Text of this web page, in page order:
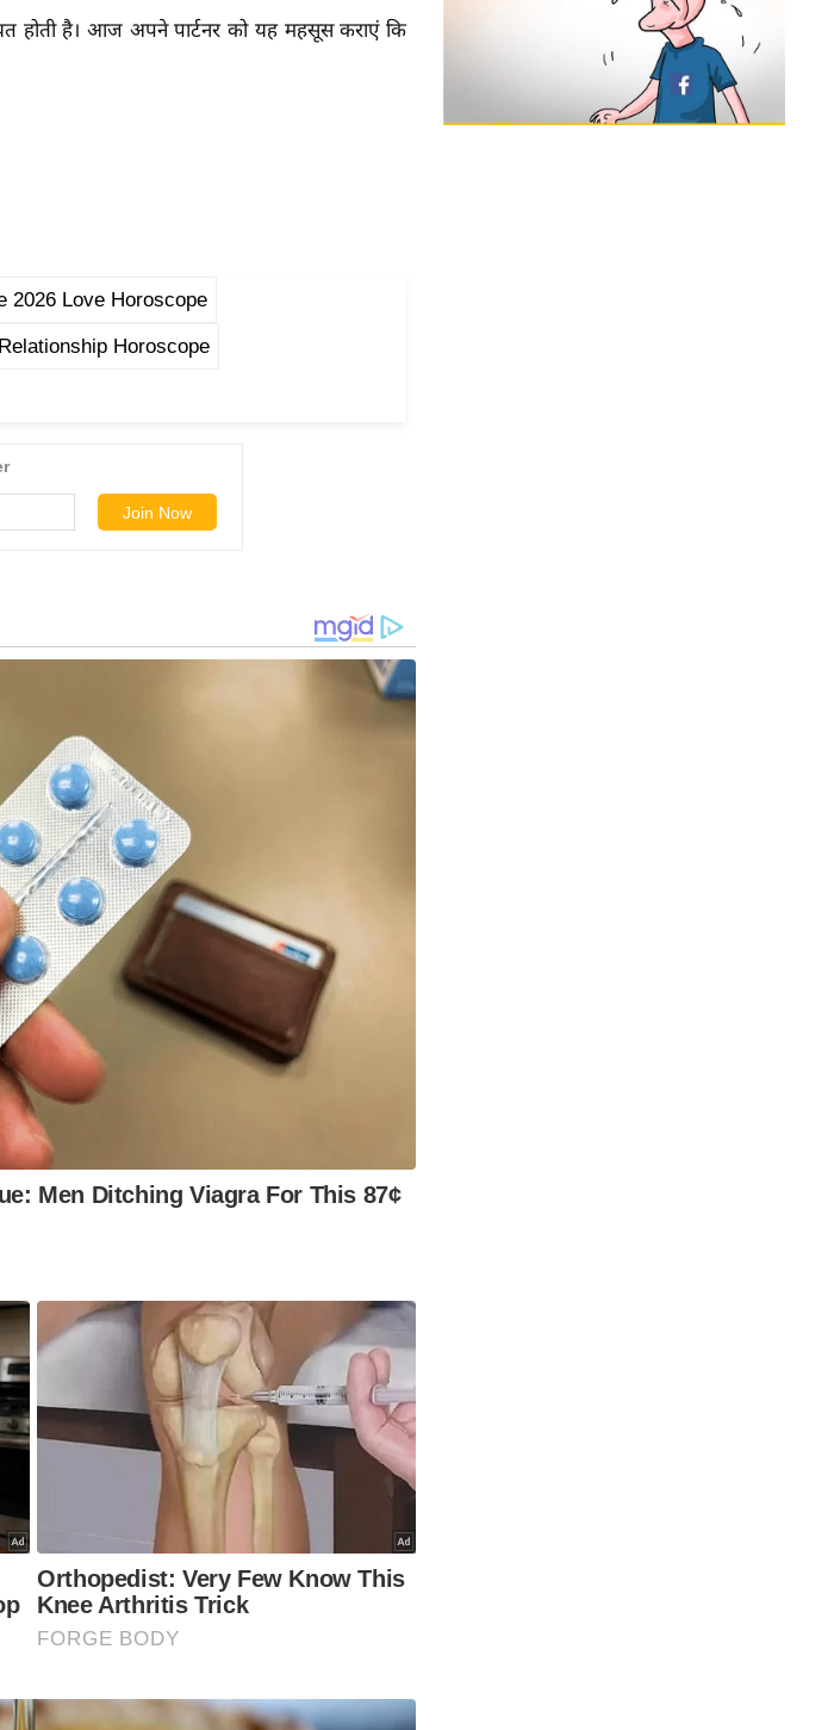
होती है। आज अपने पार्टनर को यह महसूस कराएं कि
2026 Love Horoscope
Relationship Horoscope